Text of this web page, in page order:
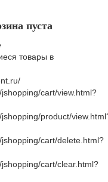
пуста
товары в
cart/view.html?
product/
cart/delete.html?
cart/clear.html?